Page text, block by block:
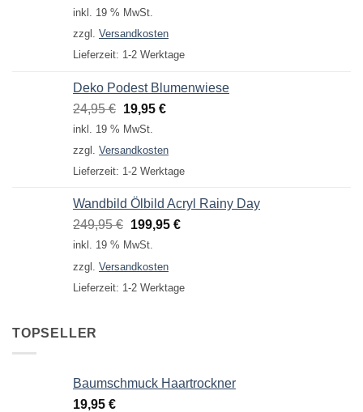
Preis
9,95 €4,95 €.
inkl. 19 % MwSt.
zzgl. Versandkosten
Lieferzeit: 1-2 Werktage
Deko Podest Blumenwiese
24,95€ Ursprünglicher
Preis
24,95 €
19,95 €Aktueller
19,95 €.
inkl. 19 % MwSt.
zzgl. Versandkosten
Lieferzeit: 1-2 Werktage
Wandbild Ölbild Acryl Rainy Day
249,95€ Ursprünglicher
Preis
249,95 €
199,95 €Aktueller
inkl. 19 % MwSt.
zzgl. Versandkosten
Lieferzeit: 1-2 Werktage
TOPSELLER
Baumschmuck Haartrockner
19,95 €